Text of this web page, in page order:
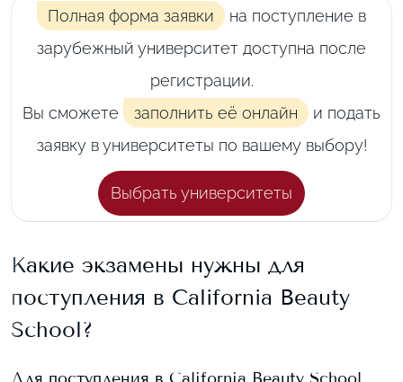
Полная форма заявки
на поступление в
зарубежный университет доступна после
регистрации.
Вы сможете
заполнить её онлайн
и подать
заявку в университеты по вашему выбору!
Выбрать университеты
Какие экзамены нужны для
поступления в California Beauty
School?